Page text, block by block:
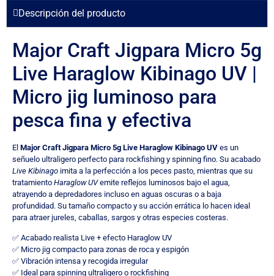
Descripción del producto
Major Craft Jigpara Micro 5g
Live Haraglow Kibinago UV |
Micro jig luminoso para
pesca fina y efectiva
El Major Craft Jigpara Micro 5g Live Haraglow Kibinago UV es un
señuelo ultraligero perfecto para rockfishing y spinning fino. Su acabado
Live Kibinago imita a la perfección a los peces pasto, mientras que su
tratamiento Haraglow UVemite reflejos luminosos bajo el agua,
atrayendo a depredadores incluso en aguas oscuras o a baja
profundidad. Su tamaño compacto y su acción errática lo hacen ideal
para atraer jureles, caballas, sargos y otras especies costeras.
✅ Acabado realista Live + efecto Haraglow UV
✅ Micro jig compacto para zonas de roca y espigón
✅ Vibración intensa y recogida irregular
✅ Ideal para spinning ultraligero o rockfishing